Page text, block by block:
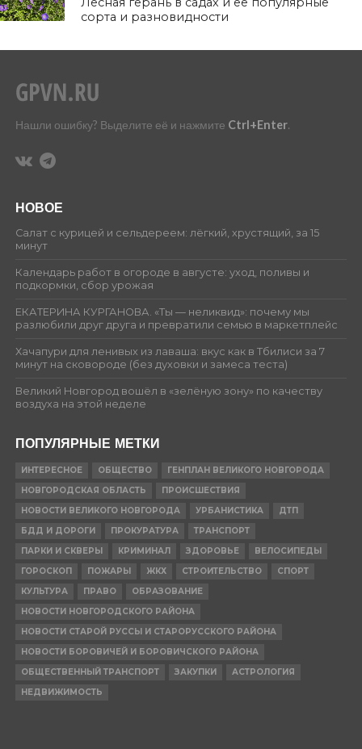
сорта и разновидности
Нашли ошибку? Выделите её и нажмите Ctrl+Enter.
НОВОЕ
Салат с курицей и сельдереем: лёгкий, хрустящий, за 15
минут
Календарь работ в огороде в августе: уход, поливы и
подкормки, сбор урожая
ЕКАТЕРИНА КУРГАНОВА. «Ты — неликвид»: почему мы
разлюбили друг друга и превратили семью в маркетплейс
Хачапури для ленивых из лаваша: вкус как в Тбилиси за 7
минут на сковороде (без духовки и замеса теста)
Великий Новгород вошёл в «зелёную зону» по качеству
воздуха на этой неделе
ПОПУЛЯРНЫЕ МЕТКИ
ИНТЕРЕСНОЕ ОБЩЕСТВО
ГЕНПЛАН ВЕЛИКОГО НОВГОРОДА
НОВГОРОДСКАЯ ОБЛАСТЬ
ПРОИСШЕСТВИЯ
НОВОСТИ ВЕЛИКОГО НОВГОРОДА
УРБАНИСТИКА
ДТП
БДД И ДОРОГИ
ПРОКУРАТУРА
ТРАНСПОРТ
ПАРКИ И СКВЕРЫ
КРИМИНАЛ ЗДОРОВЬЕ
ВЕЛОСИПЕДЫ
ГОРОСКОП
ПОЖАРЫ ЖКХ СТРОИТЕЛЬСТВО
СПОРТ
КУЛЬТУРА
ПРАВО
ОБРАЗОВАНИЕ
НОВОСТИ НОВГОРОДСКОГО РАЙОНА
НОВОСТИ СТАРОЙ РУССЫ И СТАРОРУССКОГО РАЙОНА
НОВОСТИ БОРОВИЧЕЙ И БОРОВИЧСКОГО РАЙОНА
ОБЩЕСТВЕННЫЙ ТРАНСПОРТ
ЗАКУПКИ
АСТРОЛОГИЯ
НЕДВИЖИМОСТЬ